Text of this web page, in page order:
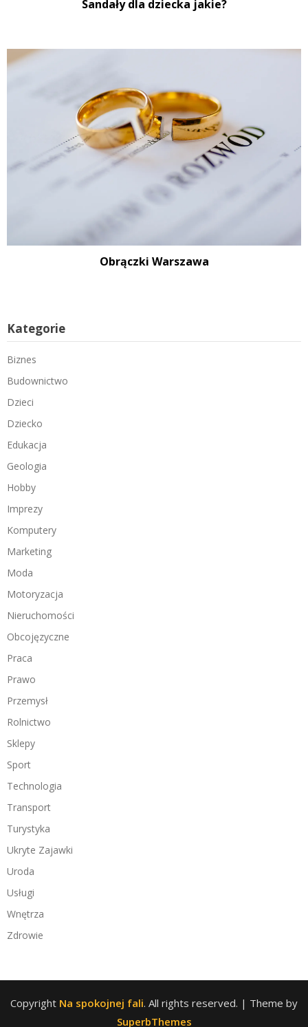
Sandały dla dziecka jakie?
Obrączki Warszawa
Kategorie
Biznes
Budownictwo
Dzieci
Dziecko
Edukacja
Geologia
Hobby
Imprezy
Komputery
Marketing
Moda
Motoryzacja
Nieruchomości
Obcojęzyczne
Praca
Prawo
Przemysł
Rolnictwo
Sklepy
Sport
Technologia
Transport
Turystyka
Ukryte Zajawki
Uroda
Usługi
Wnętrza
Zdrowie
Copyright Na spokojnej fali. All rights reserved. | Theme by
SuperbThemes